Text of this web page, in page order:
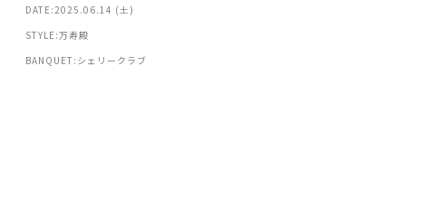
DATE:2025.06.14 (土)
STYLE:万寿殿
BANQUET:シェリークラブ